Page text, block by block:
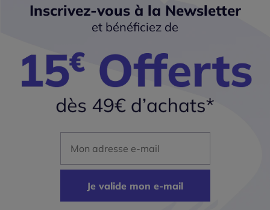
Inscrivez-vous à la Newsletter
et bénéficiez de
Je valide mon e-mail